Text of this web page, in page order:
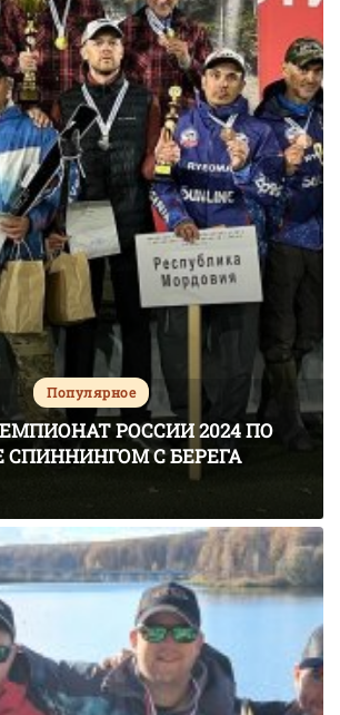
Популярное
РОССИИ 2024 ПО
СПИННИНГОМ С БЕРЕГА